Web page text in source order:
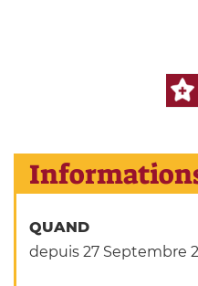
QUAND
depuis 27 Septembre